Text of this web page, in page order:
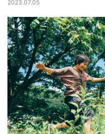
2023.07.05